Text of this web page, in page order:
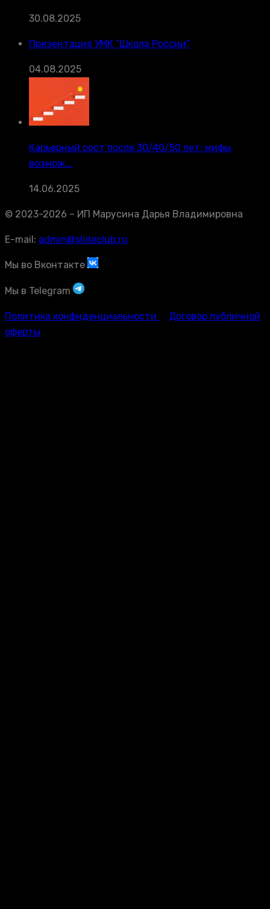
30.08.2025
Презентация УМК “Школа России”
04.08.2025
Карьерный рост после 30/40/50 лет: мифы,
возмож...
14.06.2025
© 2023-2026 – ИП Марусина Дарья Владимировна
E-mail: admin@slideclub.ru
Мы во Вконтакте
Мы в Telegram
Политика конфиденциальности
Договор публичной
оферты